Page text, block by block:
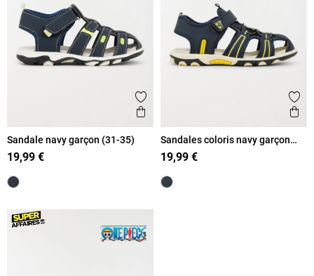
Ajouter aux favoris
Aperçu rapide
Sandale navy garçon (31-35)
19,99 €
Sandales coloris navy garçon
(31-36)
19,99 €